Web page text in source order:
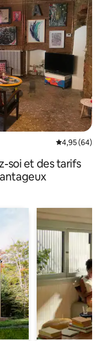
Évaluation
4,95 (64)
soi et des tarifs